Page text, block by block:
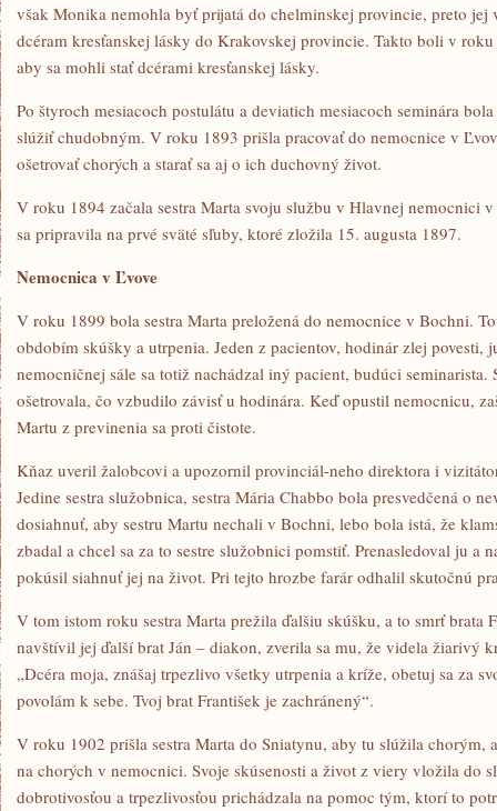
však Monika nemohla byť prijatá do chelminskej provincie, preto jej
dcéram kresťanskej lásky do Krakovskej provincie. Takto boli v
aby sa mohli stať dcérami kresťanskej lásky.
Po štyroch mesiacoch postulátu a deviatich mesiacoch seminára
slúžiť chudobným. V roku 1893 prišla pracovať do nemocnice v
ošetrovať chorých a starať sa aj o ich duchovný život.
V roku 1894 začala sestra Marta svoju službu v Hlavnej nemocnici
sa pripravila na prvé sväté sľuby, ktoré zložila 15. augusta 1897.
Nemocnica v Ľvove
V roku 1899 bola sestra Marta preložená do nemocnice v Bochni.
obdobím skúšky a utrpenia. Jeden z pacientov, hodinár zlej
nemocničnej sále sa totiž nachádzal iný pacient, budúci seminarista.
ošetrovala, čo vzbudilo závisť u hodinára. Keď opustil nemocnicu,
Martu z previnenia sa proti čistote.
Kňaz uveril žalobcovi a upozornil provinciál-neho direktora i
Jedine sestra služobnica, sestra Mária Chabbo bola presvedčená o
dosiahnuť, aby sestru Martu nechali v Bochni, lebo bola istá, že
zbadal a chcel sa za to sestre služobnici pomstiť. Prenasledoval ju a
pokúsil siahnuť jej na život. Pri tejto hrozbe farár odhalil skutočnú
V tom istom roku sestra Marta prežila ďalšiu skúšku, a to smrť brata
navštívil jej ďalší brat Ján – diakon, zverila sa mu, že videla žiarivý
„Dcéra moja, znášaj trpezlivo všetky utrpenia a kríže, obetuj sa za
povolám k sebe. Tvoj brat František je zachránený“.
V roku 1902 prišla sestra Marta do Sniatynu, aby tu slúžila chorým,
na chorých v nemocnici. Svoje skúsenosti a život z viery vložila do
dobrotivosťou a trpezlivosťou prichádzala na pomoc tým, ktorí to